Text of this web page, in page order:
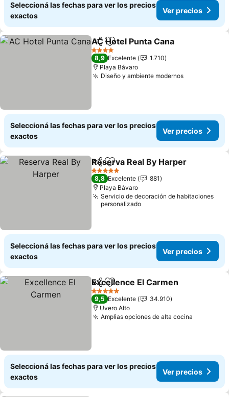
Seleccioná las fechas para ver los precios
exactos
Ver precios
CompartirAñadir a favoritos
AC Hotel Punta Cana
4 Estrellas
8,9 Excelente
1.710
Playa Bávaro
Diseño y ambiente modernos
Seleccioná las fechas para ver los precios
exactos
Ver precios
CompartirAñadir a favoritos
Reserva Real By Harper
5 Estrellas
8,8 Excelente
881
Playa Bávaro
Servicio de decoración de habitaciones
personalizado
Seleccioná las fechas para ver los precios
exactos
Ver precios
CompartirAñadir a favoritos
Excellence El Carmen
5 Estrellas
9,5 Excelente
34.910
Uvero Alto
Amplias opciones de alta cocina
Seleccioná las fechas para ver los precios
exactos
Ver precios